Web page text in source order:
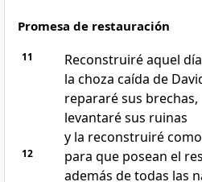
Promesa de restauración
11
Reconstruiré aquel día
la choza caída de
repararé sus brechas,
levantaré sus ruinas
y la reconstruiré
12
para que posean el
además de todas las